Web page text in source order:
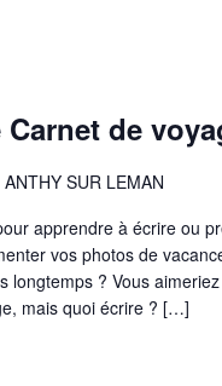
de
SUR LEMAN
apprendre à écrire ou
vos photos de
longtemps ? Vous
mais quoi écrire ? […]